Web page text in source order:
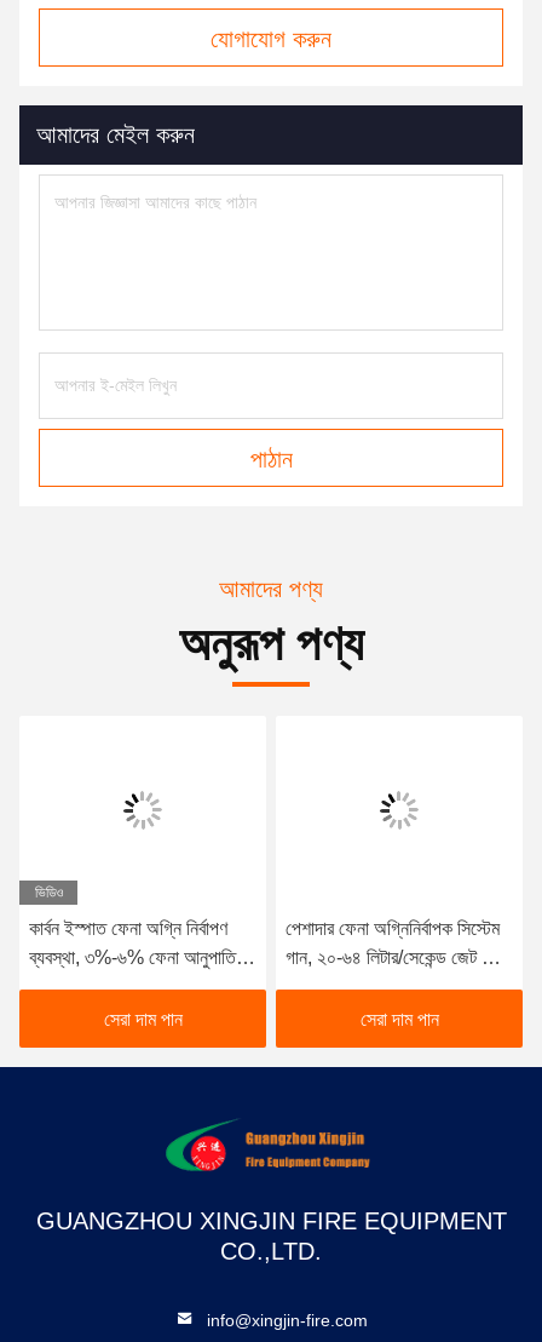
যোগাযোগ করুন
আমাদের মেইল ​​করুন
পাঠান
আমাদের পণ্য
অনুরূপ পণ্য
ভিডিও
কার্বন ইস্পাত ফেনা অগ্নি নির্বাপণ
ব্যবস্থা, ৩%-৬% ফেনা আনুপাতিক
এবং ৫০০ লিটার-১৫০০০ লিটার
ট্যাঙ্ক ক্ষমতাসেরা দাম পান
পেশাদার ফেনা অগ্নিনির্বাপক সিস্টেম
গান, ২০-৬৪ লিটার/সেকেন্ড জেট ফ্লো
রেট, ৪৫-৭০ মিটার সর্বাধিক সীমা, এবং
স্টেইনলেস স্টিল নির্মাণ
সেরা দাম পান
GUANGZHOU XINGJIN FIRE EQUIPMENT
CO.,LTD.
info@xingjin-fire.com